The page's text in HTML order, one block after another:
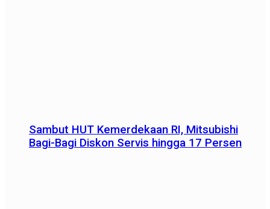
Sambut HUT Kemerdekaan RI, Mitsubishi
Bagi-Bagi Diskon Servis hingga 17 Persen